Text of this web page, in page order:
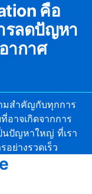
คือ
รลดปัญหา
ากาศ
มสำคัญกับทุกการ
อาจเกิดจากการ
นปัญหาใหญ่ ที่เรา
อย่างรวดเร็ว